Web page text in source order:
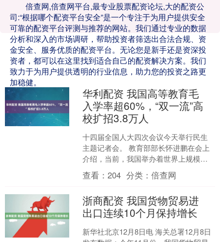
倍查网,倍查网平台,最专业股票配资论坛,大的配资公
司:“根据哪个配资平台安全”是一个专注于为用户提供安全
可靠的配资平台评测与推荐的网站。我们通过专业的数据
分析和深入的市场调研，帮助投资者筛选出合法合规、资
金安全、服务优质的配资平台。无论您是新手还是资深投
资者，都可以在这里找到适合自己的配资解决方案。我们
致力于为用户提供透明的行业信息，助力您的投资之路更
加稳健。
华利配资 我国高等教育毛
入学率超60%，“双一流”高
校扩招3.8万人
十四届全国人大四次会议今天举行民生
主题记者会。 教育部部长怀进鹏在会上
介绍，当前，我国举办着世界上规模最
大且有质量的教育。在高等教育方
面，“十四五”期间累计向社....
查看：204 分类：倍查网
浙商配资 我国货物贸易进
出口连续10个月保持增长
新华社北京12月8日电 海关总署12月8日